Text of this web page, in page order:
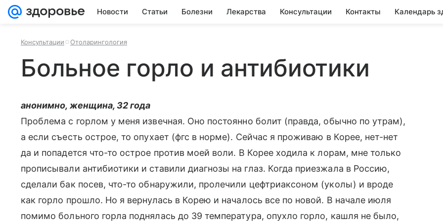
Новости Статьи Болезни Лекарства Консультации Контакты Календарь
Консультации Отоларингология
Больное горло и антибиотики
анонимно, женщина, 32 года
Проблема с горлом у меня извечная. Оно постоянно болит (правда, обычно по утрам),
а если съесть острое, то опухает (фгс в норме). Сейчас я проживаю в Корее, нет-нет
да и попадется что-то острое против моей воли. В Корее ходила к лорам, мне только
прописывали антибиотики и ставили диагнозы на глаз. Когда приезжала в Россию,
сделали бак посев, что-то обнаружили, пролечили цефтриаксоном (уколы) и вроде
как горло прошло. Но я вернулась в Корею и началось все по новой. В начале июля
помимо больного горла поднялась до 39 температура, опухло горло, кашля не было,